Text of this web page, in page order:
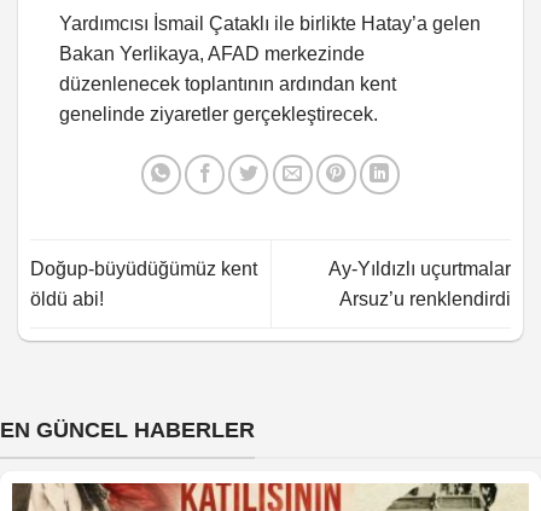
Yardımcısı İsmail Çataklı ile birlikte Hatay’a gelen
Bakan Yerlikaya, AFAD merkezinde
düzenlenecek toplantının ardından kent
genelinde ziyaretler gerçekleştirecek.
Doğup-büyüdüğümüz kent
öldü abi!
Ay-Yıldızlı uçurtmalar
Arsuz’u renklendirdi
EN GÜNCEL HABERLER